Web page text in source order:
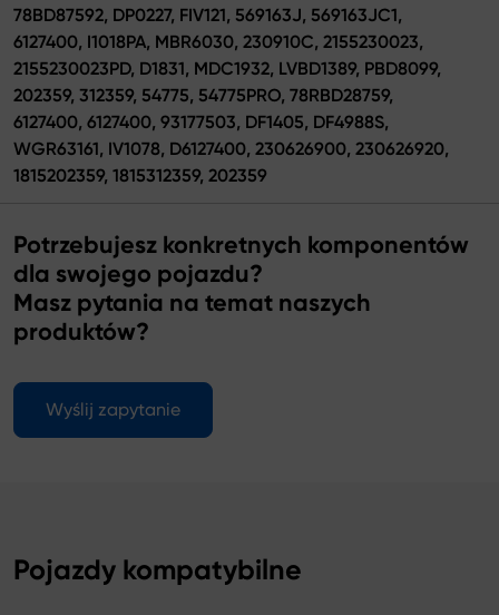
78BD87592, DP0227, FIV121, 569163J, 569163JC1,
6127400, I1018PA, MBR6030, 230910C, 2155230023,
2155230023PD, D1831, MDC1932, LVBD1389, PBD8099,
202359, 312359, 54775, 54775PRO, 78RBD28759,
6127400, 6127400, 93177503, DF1405, DF4988S,
WGR63161, IV1078, D6127400, 230626900, 230626920,
1815202359, 1815312359, 202359
Potrzebujesz konkretnych komponentów
dla swojego pojazdu?
Masz pytania na temat naszych
produktów?
Wyślij zapytanie
Pojazdy kompatybilne